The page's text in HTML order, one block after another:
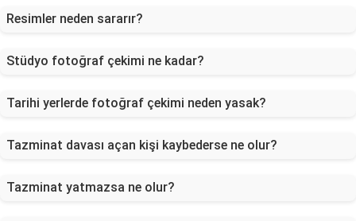
Resimler neden sararır?
Stüdyo fotoğraf çekimi ne kadar?
Tarihi yerlerde fotoğraf çekimi neden yasak?
Tazminat davası açan kişi kaybederse ne olur?
Tazminat yatmazsa ne olur?